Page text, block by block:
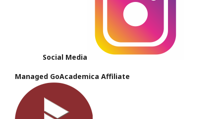
Social Media
Managed GoAcademica Affiliate